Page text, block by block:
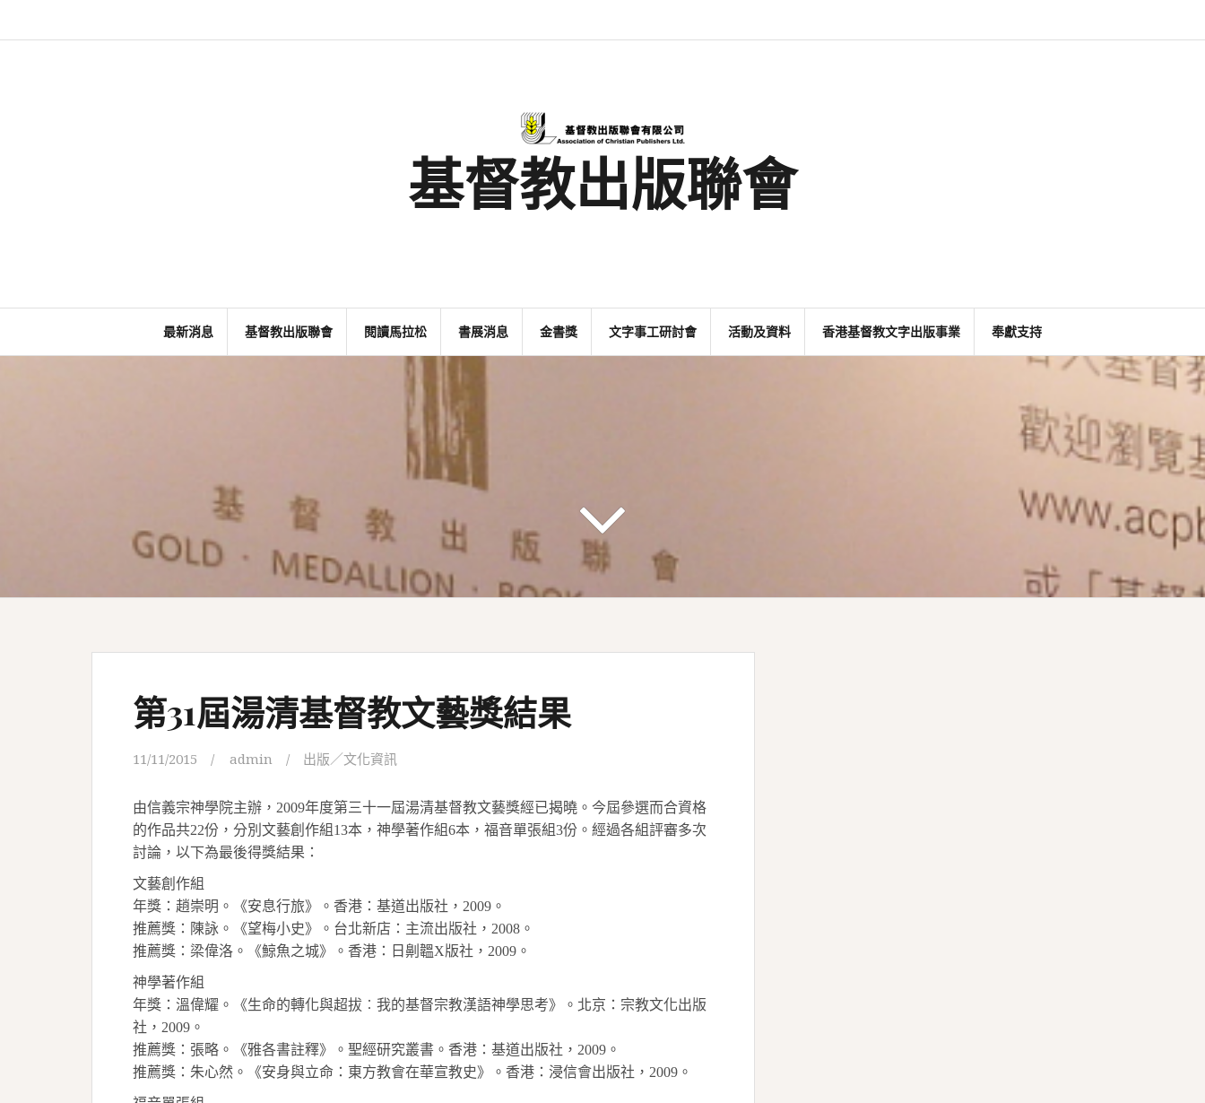
新 督 讀 展 書 字 動 港
出
版
事
業
獻
基督教出版聯會
最新消息 基督教出版聯會 閱讀馬拉松 書展消息 金書獎 文字事工研討會 活動及資料 香港基督教文字出版事業 奉獻支持
第31屆湯清基督教文藝獎結果
11/11/2015 admin 出版／文化資訊
由信義宗神學院主辦， 2009年度第三十一屆湯清基督教文藝獎經已揭曉。今屆參選而合資格
的作品共22份，分別文藝創作組 13本，神學著作組6本，福音單張組3份。經過各組評審多次
討論，以下為最後得獎結果：
文藝創作組
年獎：趙崇明。《安息行旅》。香港：基道出版社， 2009 。
推薦獎：陳詠。《望梅小史》。台北新店：主流出版社， 2008 。
推薦獎：梁偉洛。《鯨魚之城》。香港：日劓韞X版社， 2009 。
神學著作組
年獎：溫偉耀。《生命的轉化與超拔︰我的基督宗教漢語神學思考》。北京：宗教文化出版
社， 2009 。
推薦獎：張略。《雅各書註釋》。聖經研究叢書。香港：基道出版社， 2009 。
推薦獎：朱心然。《安身與立命：東方教會在華宣教史》。香港：浸信會出版社， 2009 。